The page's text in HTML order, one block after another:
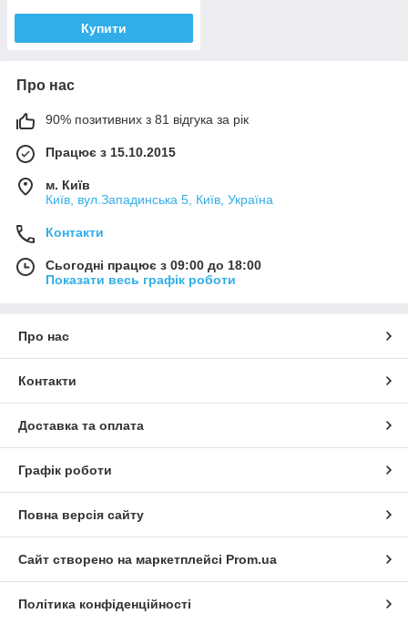
Купити
Про нас
90% позитивних з 81 відгука за рік
Працює з 15.10.2015
м. Київ
Київ, вул.Западинська 5, Київ, Україна
Контакти
Сьогодні працює з 09:00 до 18:00
Показати весь графік роботи
Про нас
Контакти
Доставка та оплата
Графік роботи
Повна версія сайту
Сайт створено на маркетплейсі Prom.ua
Політика конфіденційності